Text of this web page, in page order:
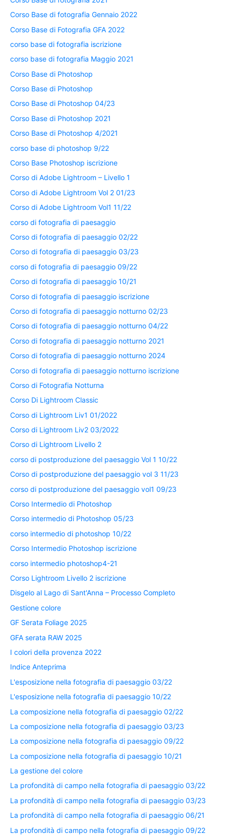
Corso Base di fotografia Gennaio 2022
Corso Base di Fotografia GFA 2022
corso base di fotografia iscrizione
corso base di fotografia Maggio 2021
Corso Base di Photoshop
Corso Base di Photoshop
Corso Base di Photoshop 04/23
Corso Base di Photoshop 2021
Corso Base di Photoshop 4/2021
corso base di photoshop 9/22
Corso Base Photoshop iscrizione
Corso di Adobe Lightroom – Livello 1
Corso di Adobe Lightroom Vol 2 01/23
Corso di Adobe Lightroom Vol1 11/22
corso di fotografia di paesaggio
Corso di fotografia di paesaggio 02/22
Corso di fotografia di paesaggio 03/23
corso di fotografia di paesaggio 09/22
Corso di fotografia di paesaggio 10/21
Corso di fotografia di paesaggio iscrizione
Corso di fotografia di paesaggio notturno 02/23
Corso di fotografia di paesaggio notturno 04/22
Corso di fotografia di paesaggio notturno 2021
Corso di fotografia di paesaggio notturno 2024
Corso di fotografia di paesaggio notturno iscrizione
Corso di Fotografia Notturna
Corso Di Lightroom Classic
Corso di Lightroom Liv1 01/2022
Corso di Lightroom Liv2 03/2022
Corso di Lightroom Livello 2
corso di postproduzione del paesaggio Vol 1 10/22
Corso di postproduzione del paesaggio vol 3 11/23
corso di postproduzione del paesaggio vol1 09/23
Corso Intermedio di Photoshop
Corso intermedio di Photoshop 05/23
corso intermedio di photoshop 10/22
Corso Intermedio Photoshop iscrizione
corso intermedio photoshop4-21
Corso Lightroom Livello 2 iscrizione
Disgelo al Lago di Sant'Anna – Processo Completo
Gestione colore
GF Serata Foliage 2025
GFA serata RAW 2025
I colori della provenza 2022
Indice Anteprima
L'esposizione nella fotografia di paesaggio 03/22
L'esposizione nella fotografia di paesaggio 10/22
La composizione nella fotografia di paesaggio 02/22
La composizione nella fotografia di paesaggio 03/23
La composizione nella fotografia di paesaggio 09/22
La composizione nella fotografia di paesaggio 10/21
La gestione del colore
La profondità di campo nella fotografia di paesaggio 03/22
La profondità di campo nella fotografia di paesaggio 03/23
La profondità di campo nella fotografia di paesaggio 06/21
La profondità di campo nella fotografia di paesaggio 09/22